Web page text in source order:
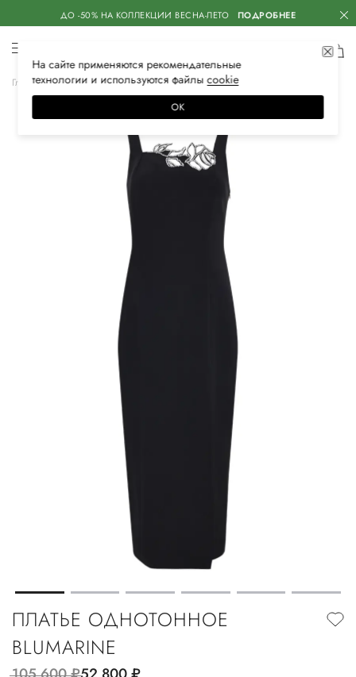
ДО -50% НА КОЛЛЕКЦИИ ВЕСНА-ЛЕТО ПОДРОБНЕЕ
Главная Женская Одежда Платья Коктейльные
ПЛАТЬЕ ОДНОТОННОЕ
BLUMARINE
На сайте применяются рекомендательные
технологии и используются файлысооkiе
ОК